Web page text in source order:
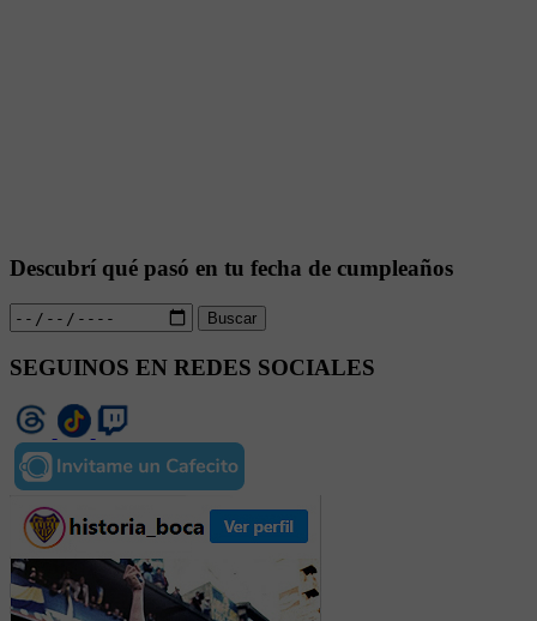
Descubrí qué pasó en tu fecha de cumpleaños
Buscar
SEGUINOS EN REDES SOCIALES